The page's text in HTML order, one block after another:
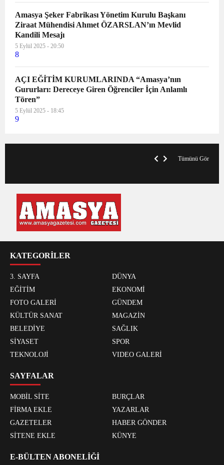
Amasya Şeker Fabrikası Yönetim Kurulu Başkanı
Ziraat Mühendisi Ahmet ÖZARSLAN’ın Mevlid
Kandili Mesajı
5 Eylül 2025 - 20:50
8
AÇI EĞİTİM KURUMLARINDA “Amasya’nın
Gururları: Dereceye Giren Öğrenciler İçin Anlamlı
Tören”
5 Eylül 2025 - 18:45
9
Tümünü Gör
KATEGORİLER
3. SAYFA
DÜNYA
EĞİTİM
EKONOMİ
FOTO GALERİ
GÜNDEM
KÜLTÜR SANAT
MAGAZİN
BELEDİYE
SAĞLIK
SİYASET
SPOR
TEKNOLOJİ
VIDEO GALERİ
SAYFALAR
MOBİL SİTE
BURÇLAR
FİRMA EKLE
YAZARLAR
GAZETELER
HABER GÖNDER
SİTENE EKLE
KÜNYE
E-BÜLTEN ABONELİĞİ